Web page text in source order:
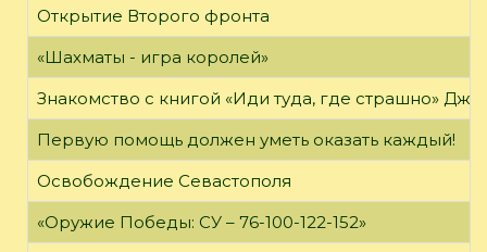
Открытие Второго фронта
«Шахматы - игра королей»
Знакомство с книгой «Иди туда, где страшно»
Первую помощь должен уметь оказать каждый!
Освобождение Севастополя
«Оружие Победы: СУ – 76-100-122-152»